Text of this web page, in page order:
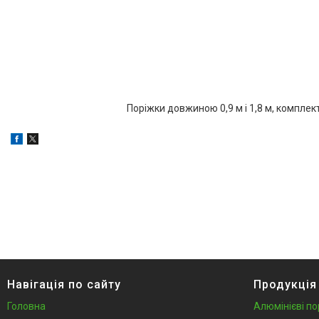
Поріжки довжиною 0,9 м і 1,8 м,
Навігація по сайту
Головна Алюмінієві